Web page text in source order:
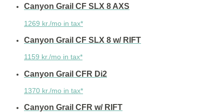
Canyon Grail CF SLX 8 AXS
1269 kr./mo in tax*
Canyon Grail CF SLX 8 w/ RIFT
1159 kr./mo in tax*
Canyon Grail CFR Di2
1370 kr./mo in tax*
Canyon Grail CFR w/ RIFT